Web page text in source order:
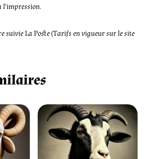
suivie La Poste (Tarifs en vigueur sur le site